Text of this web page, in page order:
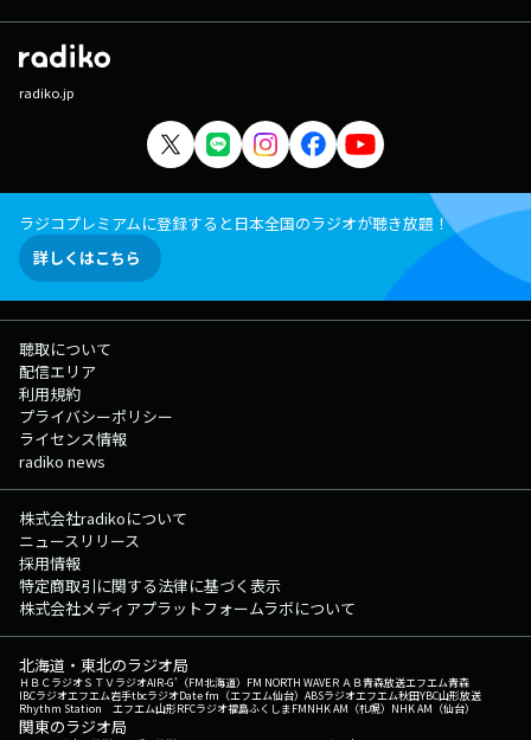
radiko.jp
ラジコプレミアムに登録すると日本全国のラジオが聴き放題！
詳しくはこちら
聴取について
配信エリア
利用規約
プライバシーポリシー
ライセンス情報
radiko news
株式会社radikoについて
ニュースリリース
採用情報
特定商取引に関する法律に基づく表示
株式会社メディアプラットフォームラボについて
北海道・東北のラジオ局
ＨＢＣラジオＳＴＶラジオAIR-G'（FM北海道） FM NORTH WAVEＲＡＢ青森放送エフエム青森
IBCラジオエフエム岩手tbcラジオDate fm（エフエム仙台） ABSラジオエフエム秋田YBC山形放送
Rhythm Station エフエム山形RFCラジオ福島ふくしまFMNHK AM（札幌） NHK AM（仙台）
関東のラジオ局